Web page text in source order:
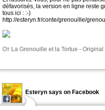
défavorisés, la version en ligne reste
tous ici : :-)
http://esteryn.fr/conte/grenouille/
От La Grenouille et la Tortue - Original
Esteryn says on Facebook